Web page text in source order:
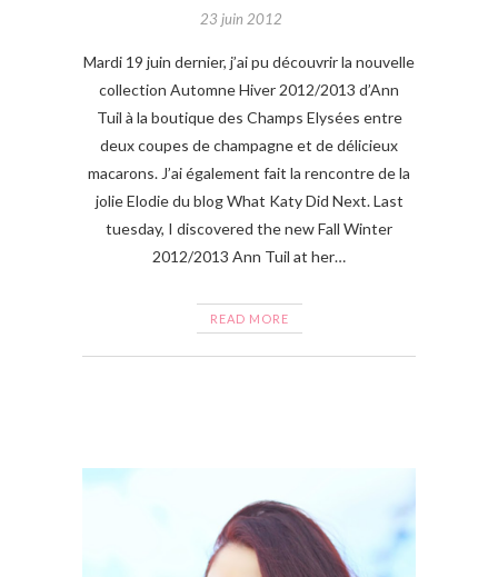
23 juin 2012
Mardi 19 juin dernier, j’ai pu découvrir la nouvelle
collection Automne Hiver 2012/2013 d’Ann
Tuil à la boutique des Champs Elysées entre
deux coupes de champagne et de délicieux
macarons. J’ai également fait la rencontre de la
jolie Elodie du blog What Katy Did Next. Last
tuesday, I discovered the new Fall Winter
2012/2013 Ann Tuil at her…
READ MORE